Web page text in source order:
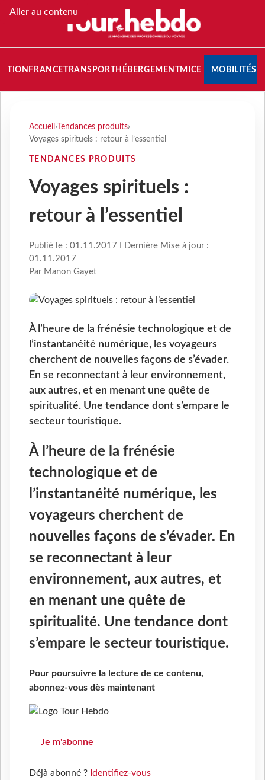
Aller au contenu
FRANCETRANSPORT HÉBERGEMENTMICE MOBILITÉS
Accueil › Tendances produits›
Voyages spirituels : retour à l’essentiel
TENDANCES PRODUITS
Voyages spirituels :
retour à l’essentiel
Publié le : 01.11.2017 I Dernière Mise à jour :
01.11.2017
Par Manon Gayet
À l’heure de la frénésie technologique et de
l’instantanéité numérique, les voyageurs
cherchent de nouvelles façons de s’évader.
En se reconnectant à leur environnement,
aux autres, et en menant une quête de
spiritualité. Une tendance dont s’empare le
secteur touristique.
À l’heure de la frénésie
technologique et de
l’instantanéité numérique, les
voyageurs cherchent de
nouvelles façons de s’évader. En
se reconnectant à leur
environnement, aux autres, et
en menant une quête de
spiritualité. Une tendance dont
s’empare le secteur touristique.
Pour poursuivre la lecture de ce contenu,
abonnez-vous dès maintenant
Je m'abonne
Déjà abonné ? Identifiez-vous